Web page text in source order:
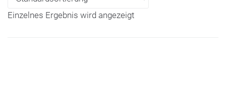
Einzelnes Ergebnis wird angezeigt